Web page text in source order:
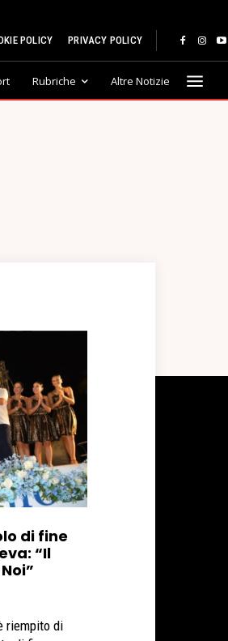
POLICY PRIVACY POLICY
Rubriche Altre Notizie
di fine
“Il
riempito di